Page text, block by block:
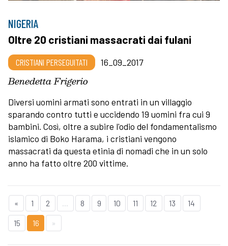
NIGERIA
Oltre 20 cristiani massacrati dai fulani
CRISTIANI PERSEGUITATI 16_09_2017
Benedetta Frigerio
Diversi uomini armati sono entrati in un villaggio
sparando contro tutti e uccidendo 19 uomini fra cui 9
bambini. Così, oltre a subire l'odio del fondamentalismo
islamico di Boko Harama, i cristiani vengono
massacrati da questa etinia di nomadi che in un solo
anno ha fatto oltre 200 vittime.
« 1 2 8 9 10 11 12 13 14
15 16 »